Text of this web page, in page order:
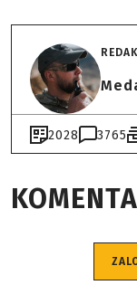
2028 3765